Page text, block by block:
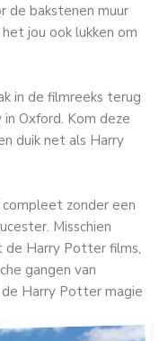
de bakstenen muur
jou ook lukken om
in de filmreeks terug
Oxford. Kom deze
duik net als Harry
zonder een
Misschien
de Harry Potter films,
gangen van
Harry Potter magie